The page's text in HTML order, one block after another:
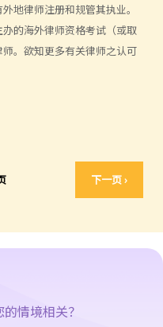
地律师注册和规管其执业。
的海外律师资格考试（或取
。欲知更多有关律师之认可
下一页 ›
分别是甚么？
情境相关？